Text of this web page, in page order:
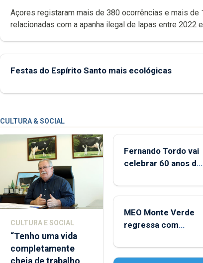
Açores registaram mais de 380 ocorrências e mais de 160 inspeções
relacionadas com a apanha ilegal de lapas entre 2022 e 2026. A ilha
Festas do Espírito Santo mais ecológicas
CULTURA & SOCIAL
CULTURA E SOCIAL
“Tenho uma vida
completamente
cheia de trabalho,
Fernando Tordo vai
celebrar 60 anos de
Micaelense
MEO Monte Verde
regressa com
acessibilidade